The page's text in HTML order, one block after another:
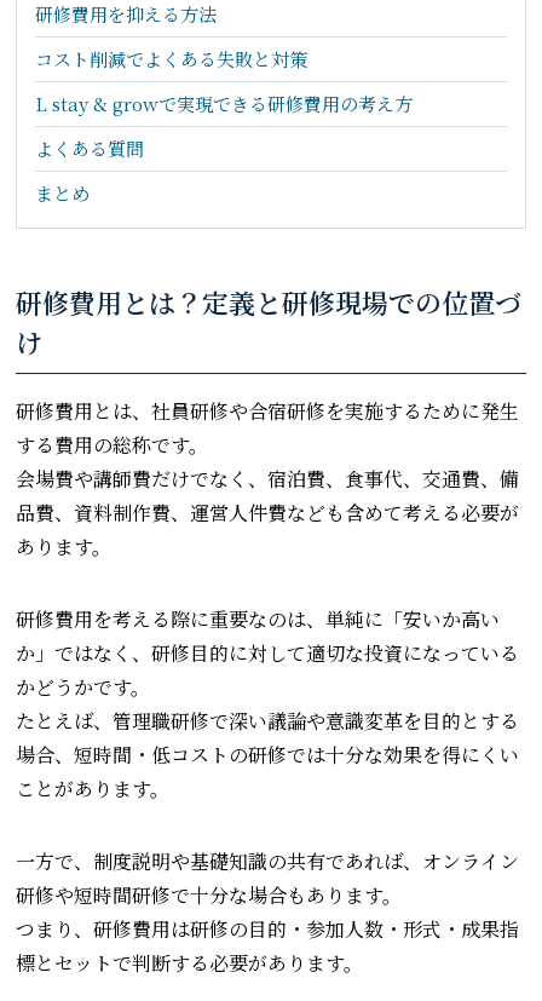
研修費用を抑える方法
コスト削減でよくある失敗と対策
L stay & growで実現できる研修費用の考え方
よくある質問
まとめ
研修費用とは？定義と研修現場での位置づ
け
研修費用とは、社員研修や合宿研修を実施するために発生
する費用の総称です。
会場費や講師費だけでなく、宿泊費、食事代、交通費、備
品費、資料制作費、運営人件費なども含めて考える必要が
あります。
研修費用を考える際に重要なのは、単純に「安いか高い
か」ではなく、研修目的に対して適切な投資になっている
かどうかです。
たとえば、管理職研修で深い議論や意識変革を目的とする
場合、短時間・低コストの研修では十分な効果を得にくい
ことがあります。
一方で、制度説明や基礎知識の共有であれば、オンライン
研修や短時間研修で十分な場合もあります。
つまり、研修費用は研修の目的・参加人数・形式・成果指
標とセットで判断する必要があります。